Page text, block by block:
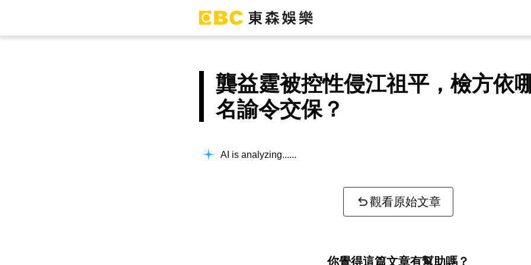
龔益霆被控性侵江祖平，檢方依
名諭令交保？
AI is analyzing...
觀看原始文章
你覺得這篇文章有幫助嗎？